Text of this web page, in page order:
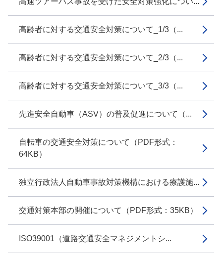
高齢者に対する交通安全対策について_1/3（...
高齢者に対する交通安全対策について_2/3（...
高齢者に対する交通安全対策について_3/3（...
先進安全自動車（ASV）の普及促進について（...
自転車の交通安全対策について（PDF形式：
64KB）
独立行政法人自動車事故対策機構における療護施...
交通対策本部の開催について（PDF形式：35KB）
ISO39001（道路交通安全マネジメントシ...